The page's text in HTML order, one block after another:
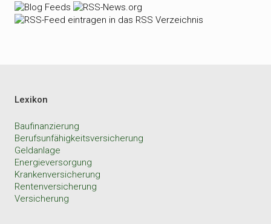
Lexikon
Baufinanzierung
Berufsunfähigkeitsversicherung
Geldanlage
Energieversorgung
Krankenversicherung
Rentenversicherung
Versicherung